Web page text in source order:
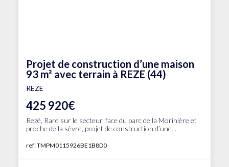
Projet de construction d’une maison
93 m² avec terrain à REZE (44)
REZE
425 920€
Rezé, Rare sur le secteur, face du parc de la Morinière et
proche de la sèvre, projet de construction d’une...
ref: TMPM0115926BE1B8D0